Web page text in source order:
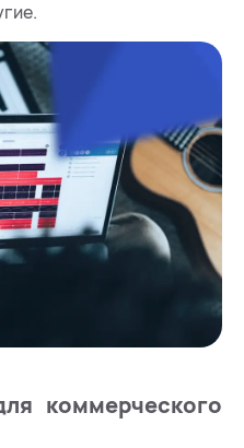
коммерческого